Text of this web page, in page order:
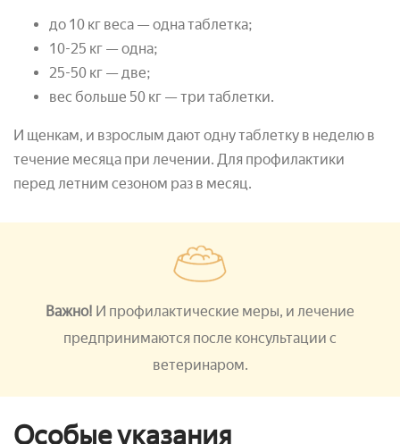
до 10 кг веса — одна таблетка;
10-25 кг — одна;
25-50 кг — две;
вес больше 50 кг — три таблетки.
И щенкам, и взрослым дают одну таблетку в неделю в
течение месяца при лечении. Для профилактики
перед летним сезоном раз в месяц.
Важно! И профилактические меры, и лечение
предпринимаются после консультации с
ветеринаром.
Особые указания